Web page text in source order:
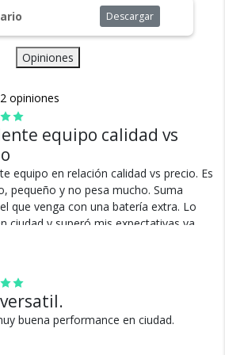
Descargar
Opiniones
opiniones
equipo calidad vs
equipo en relación calidad vs precio. Es
pequeño y no pesa mucho. Suma
que venga con una batería extra. Lo
ciudad y superó mis expectativas ya
buena performance en ciudad.
con seguro total.
y Devoluciones
30 días de prueba.
esperabas, te devolvemos tu
dinero.